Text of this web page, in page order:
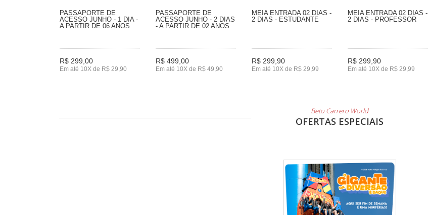
PASSAPORTE DE
ACESSO JUNHO - 1 DIA -
A PARTIR DE 06 ANOS
R$ 299,00
Em até 10X de R$ 29,90
PASSAPORTE DE
ACESSO JUNHO - 2 DIAS
- A PARTIR DE 02 ANOS
R$ 499,00
Em até 10X de R$ 49,90
MEIA ENTRADA 02 DIAS -
2 DIAS - ESTUDANTE
R$ 299,90
Em até 10X de R$ 29,99
MEIA ENTRADA 02 DIAS -
2 DIAS - PROFESSOR
R$ 299,90
Em até 10X de R$ 29,99
Beto Carrero World
OFERTAS ESPECIAIS